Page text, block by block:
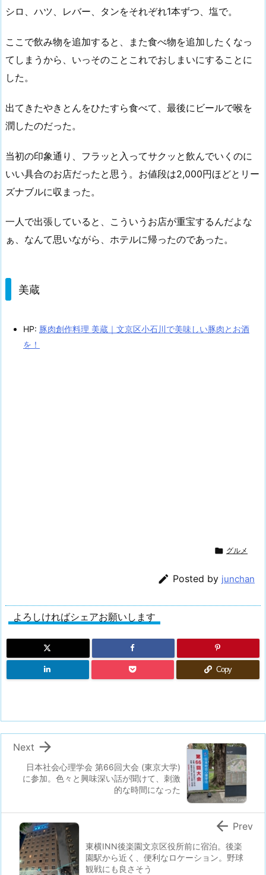
シロ、ハツ、レバー、タンをそれぞれ1本ずつ、塩で。
ここで飲み物を追加すると、また食べ物を追加したくなっ
てしまうから、いっそのことこれでおしまいにすることに
した。
出てきたやきとんをひたすら食べて、最後にビールで喉を
潤したのだった。
当初の印象通り、フラッと入ってサクッと飲んでいくのに
いい具合のお店だったと思う。お値段は2,000円ほどとリー
ズナブルに収まった。
一人で出張していると、こういうお店が重宝するんだよな
ぁ、なんて思いながら、ホテルに帰ったのであった。
美蔵
HP: 豚肉創作料理 美蔵｜文京区小石川で美味しい豚肉とお酒
を！
 グルメ
 Posted by junchan
よろしければシェアお願いします
Copy
日本社会心理学会 第66回大会 (東京大学)
に参加。色々と興味深い話が聞けて、刺激
的な時間になった

Next
東横INN後楽園文京区役所前に宿泊。後楽
園駅から近く、便利なロケーション。野球
観戦にも良さそう
 Prev